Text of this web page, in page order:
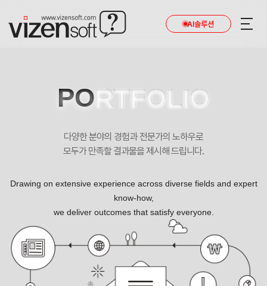
AI솔루션
PORTFOLIO
다양한 분야의 경험과 전문가의 노하우로
모두가 만족할 결과물을 제시해 드립니다.
Drawing on extensive experience across diverse fields and expert
know-how,
we deliver outcomes that satisfy everyone.